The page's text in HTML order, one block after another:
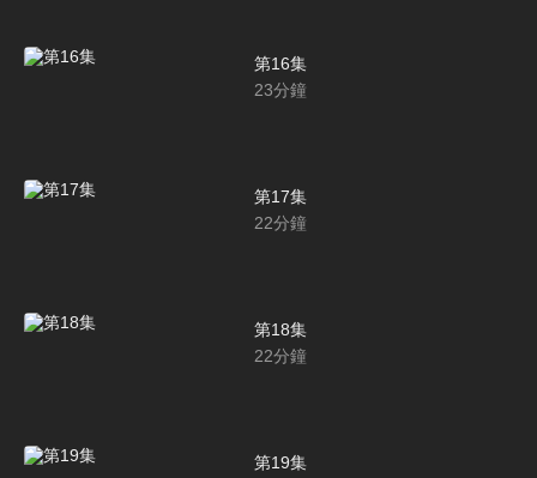
第16集
23分鐘
第17集
22分鐘
第18集
22分鐘
第19集